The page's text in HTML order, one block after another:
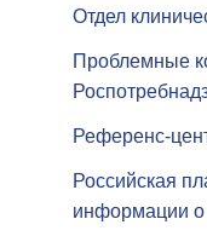
Отдел
Проблемные
Референс-
Российская
информации о